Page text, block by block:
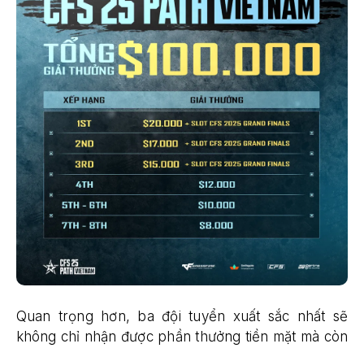
Quan trọng hơn, ba đội tuyển xuất sắc nhất sẽ
không chỉ nhận được phần thưởng tiền mặt mà còn